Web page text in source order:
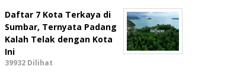
Daftar 7 Kota Terkaya di
Sumbar, Ternyata Padang
Kalah Telak dengan Kota
Ini
39932 Dilihat